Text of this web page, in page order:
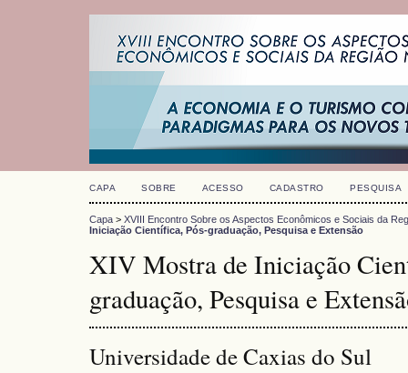
CAPA SOBRE ACESSO CADASTRO PESQUISA
Capa > XVIII Encontro Sobre os Aspectos Econômicos e Sociais da
Iniciação Científica, Pós-graduação, Pesquisa e Extensão
XIV Mostra de Iniciação
graduação, Pesquisa e
Universidade de Caxias do Sul